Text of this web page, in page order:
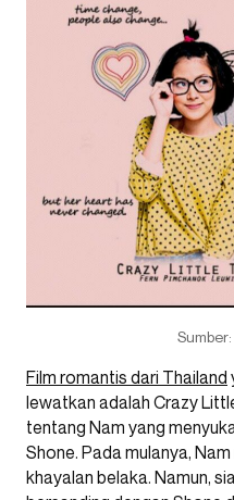
Film romantis dari Thailand
lewatkan adalah Crazy
tentang Nam yang
Shone. Pada mulanya,
khayalan belaka. Namun,